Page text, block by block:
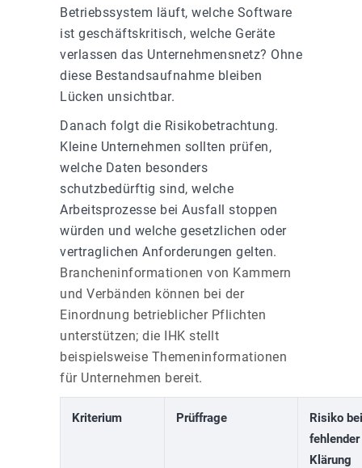
Betriebssystem läuft, welche Software
ist geschäftskritisch, welche Geräte
verlassen das Unternehmensnetz? Ohne
diese Bestandsaufnahme bleiben
Lücken unsichtbar.
Danach folgt die Risikobetrachtung.
Kleine Unternehmen sollten prüfen,
welche Daten besonders
schutzbedürftig sind, welche
Arbeitsprozesse bei Ausfall stoppen
würden und welche gesetzlichen oder
vertraglichen Anforderungen gelten.
Brancheninformationen von Kammern
und Verbänden können bei der
Einordnung betrieblicher Pflichten
unterstützen; die IHK stellt
beispielsweise Themeninformationen
für Unternehmen bereit.
Kriterium Prüffrage
Risiko bei
fehlender
Klärung